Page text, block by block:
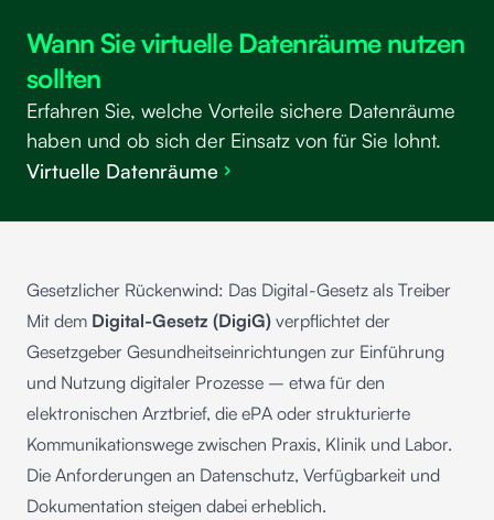
Wann Sie virtuelle Datenräume nutzen
sollten
Erfahren Sie, welche Vorteile sichere Datenräume
haben und ob sich der Einsatz von für Sie lohnt.
Virtuelle Datenräume
Gesetzlicher Rückenwind: Das Digital-Gesetz als Treiber
Mit dem Digital-Gesetz (DigiG) verpflichtet der
Gesetzgeber Gesundheitseinrichtungen zur Einführung
und Nutzung digitaler Prozesse – etwa für den
elektronischen Arztbrief, die ePA oder strukturierte
Kommunikationswege zwischen Praxis, Klinik und Labor.
Die Anforderungen an Datenschutz, Verfügbarkeit und
Dokumentation steigen dabei erheblich.